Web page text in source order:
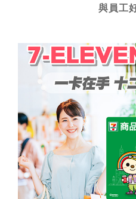
與員工